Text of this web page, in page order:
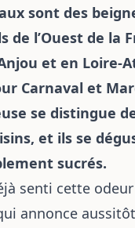
sont des
de l’Ouest de la
et en Loire-
Carnaval et
se distingue
et ils se
sucrés.
senti cette
annonce